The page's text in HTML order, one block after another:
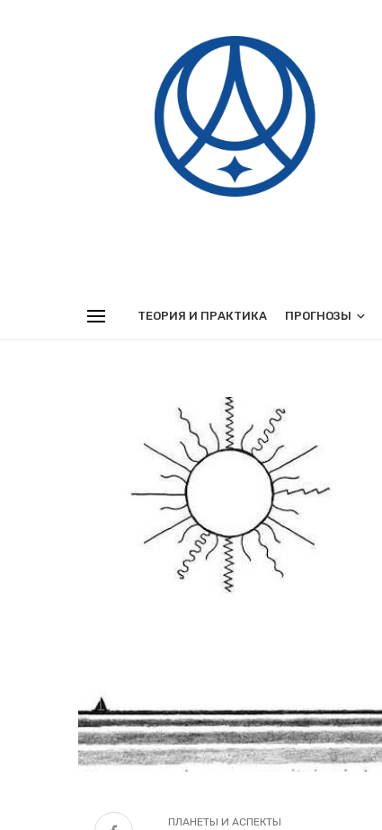
ТЕОРИЯ И ПРАКТИКА ПРОГНОЗЫ
ПЛАНЕТЫ И АСПЕКТЫ
Реклама